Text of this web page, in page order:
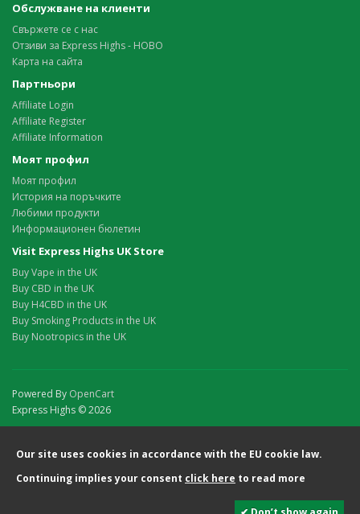
Обслужване на клиенти
Свържете се с нас
Отзиви за Express Highs - НОВО
Карта на сайта
Партньори
Affiliate Login
Affiliate Register
Affiliate Information
Моят профил
Моят профил
История на поръчките
Любими продукти
Информационен бюлетин
Visit Express Highs UK Store
Buy Vape in the UK
Buy CBD in the UK
Buy H4CBD in the UK
Buy Smoking Products in the UK
Buy Nootropics in the UK
Powered By OpenCart
Express Highs © 2026
Our site uses cookies in accordance with the EU cookie law.
Continuing implies your consent click here to read more